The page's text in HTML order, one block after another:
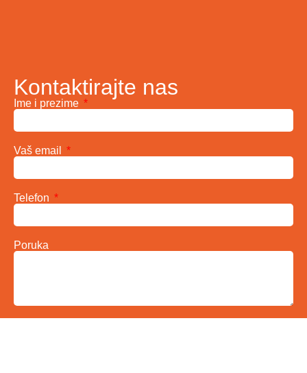
Kontaktirajte nas
Ime i prezime
Vaš email
Telefon
Poruka